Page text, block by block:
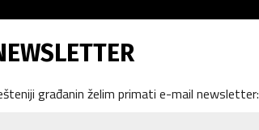
građanin želim primati e-mail newsletter: